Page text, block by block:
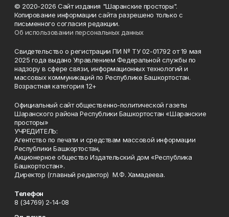
© 2020-2026 Сайт издания "Шаранские просторы".
Копирование информации сайта разрешено только с
письменного согласия редакции.
Об использовании персональных данных
Свидетельство о регистрации ПИ № ТУ 02-01792 от 19 мая
2025 года выдано Управлением Федеральной службы по
надзору в сфере связи, информационных технологий и
массовых коммуникаций по Республике Башкортостан.
Возрастная категория 12+
Официальный сайт общественно-политической газеты
Шаранского района Республики Башкортостан «Шаранские
просторы»
УЧРЕДИТЕЛЬ:
Агентство по печати и средствам массовой информации
Республики Башкортостан,
Акционерное общество Издательский дом «Республика
Башкортостан».
Директор (главный редактор) М.Ф. Хамадеева.
Телефон
8 (34769) 2-14-08